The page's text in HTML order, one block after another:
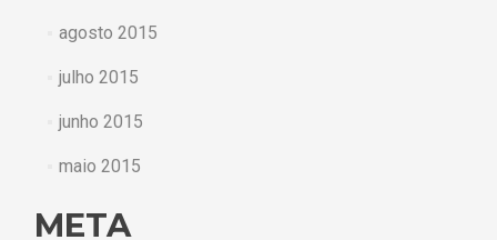
agosto 2015
julho 2015
junho 2015
maio 2015
META